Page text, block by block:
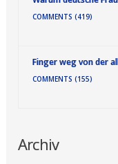
COMMENTS (419)
Finger weg von der
COMMENTS (155)
Archiv